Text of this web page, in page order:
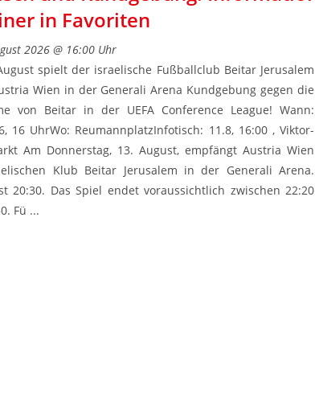
in Favoriten
2026 @ 16:00 Uhr
spielt der israelische Fußballclub Beitar Jerusalem
Wien in der Generali Arena Kundgebung gegen die
von Beitar in der UEFA Conference League! Wann:
16 UhrWo: ReumannplatzInfotisch: 11.8, 16:00 , Viktor-
Am Donnerstag, 13. August, empfängt Austria Wien
Klub Beitar Jerusalem in der Generali Arena.
20:30. Das Spiel endet voraussichtlich zwischen 22:20
Fü ...